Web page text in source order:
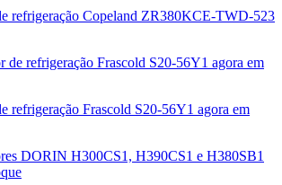
refrigeração Copeland ZR380KCE-TWD-523
refrigeração Frascold S20-56Y1 agora em